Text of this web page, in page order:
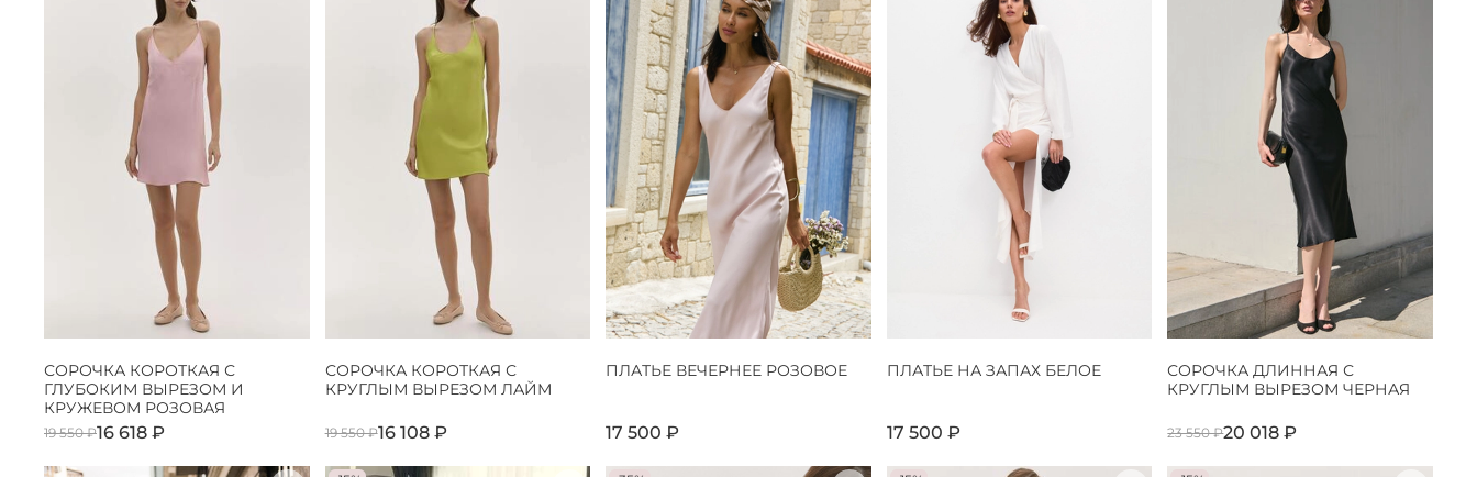
СОРОЧКА КОРОТКАЯ С
ГЛУБОКИМ ВЫРЕЗОМ И
КРУЖЕВОМ РОЗОВАЯ
19 550 ₽16 618 ₽
СОРОЧКА КОРОТКАЯ С
КРУГЛЫМ ВЫРЕЗОМ ЛАЙМ
19 550 ₽16 108 ₽
ПЛАТЬЕ ВЕЧЕРНЕЕ РОЗОВОЕ
17 500 ₽
ПЛАТЬЕ НА ЗАПАХ БЕЛОЕ
17 500 ₽
СОРОЧКА ДЛИННАЯ С
КРУГЛЫМ ВЫРЕЗОМ ЧЕРНАЯ
23 550 ₽20 018 ₽